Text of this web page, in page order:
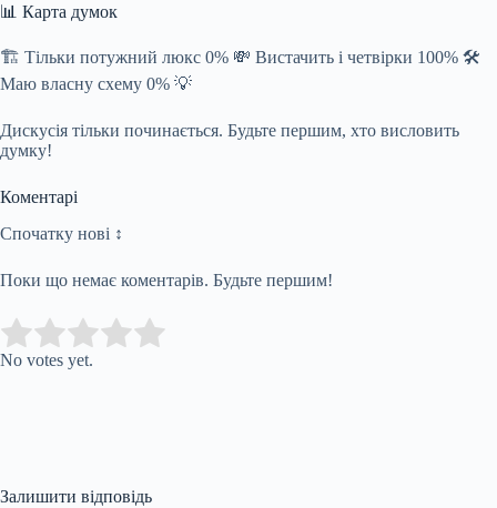
📊 Карта думок
🏗️ Тільки потужний люкс 0% 💸 Вистачить і четвірки 100% 🛠️
Маю власну схему 0% 💡
Дискусія тільки починається. Будьте першим, хто висловить
думку!
Коментарі
Спочатку нові ↕
Поки що немає коментарів. Будьте першим!
Rate this item:
No votes yet.
Залишити відповідь